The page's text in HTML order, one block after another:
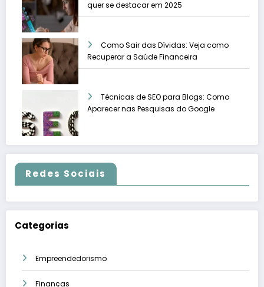
quer se destacar em 2025
Como Sair das Dívidas: Veja como
Recuperar a Saúde Financeira
Técnicas de SEO para Blogs: Como
Aparecer nas Pesquisas do Google
Redes Sociais
Categorias
Empreendedorismo
Finanças